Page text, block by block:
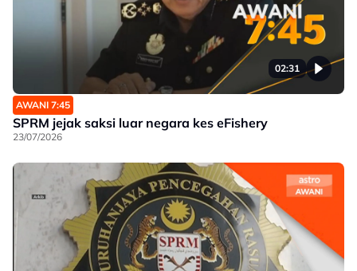
02:31
AWANI 7:45
SPRM jejak saksi luar negara kes eFishery
23/07/2026